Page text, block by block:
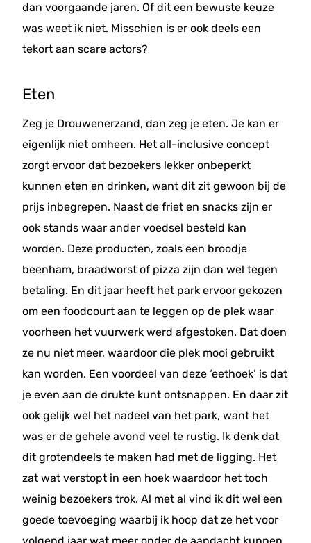
dan voorgaande jaren. Of dit een bewuste keuze
was weet ik niet. Misschien is er ook deels een
tekort aan scare actors?
Eten
Zeg je Drouwenerzand, dan zeg je eten. Je kan er
eigenlijk niet omheen. Het all-inclusive concept
zorgt ervoor dat bezoekers lekker onbeperkt
kunnen eten en drinken, want dit zit gewoon bij de
prijs inbegrepen. Naast de friet en snacks zijn er
ook stands waar ander voedsel besteld kan
worden. Deze producten, zoals een broodje
beenham, braadworst of pizza zijn dan wel tegen
betaling. En dit jaar heeft het park ervoor gekozen
om een foodcourt aan te leggen op de plek waar
voorheen het vuurwerk werd afgestoken. Dat doen
ze nu niet meer, waardoor die plek mooi gebruikt
kan worden. Een voordeel van deze ‘eethoek’ is dat
je even aan de drukte kunt ontsnappen. En daar zit
ook gelijk wel het nadeel van het park, want het
was er de gehele avond veel te rustig. Ik denk dat
dit grotendeels te maken had met de ligging. Het
zat wat verstopt in een hoek waardoor het toch
weinig bezoekers trok. Al met al vind ik dit wel een
goede toevoeging waarbij ik hoop dat ze het voor